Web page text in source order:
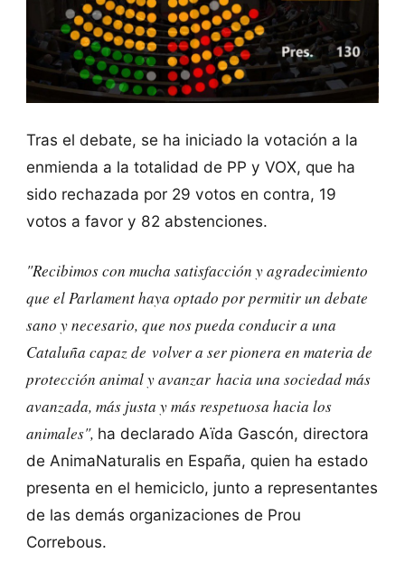
Tras el debate, se ha iniciado la votación a la
enmienda a la totalidad de PP y VOX, que ha
sido rechazada por 29 votos en contra, 19
votos a favor y 82 abstenciones.
"Recibimos con mucha satisfacción y agradecimiento
que el Parlament haya optado por permitir un debate
sano y necesario, que nos pueda conducir a una
Cataluña capaz de volver a ser pionera en materia de
protección animal y avanzar hacia una sociedad más
avanzada, más justa y más respetuosa hacia los
animales", ha declarado Aïda Gascón, directora
de AnimaNaturalis en España, quien ha estado
presenta en el hemiciclo, junto a representantes
de las demás organizaciones de Prou
Correbous.